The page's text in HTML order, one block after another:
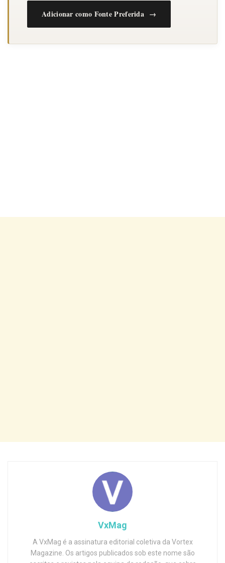
Adicionar como Fonte Preferida →
VxMag
A VxMag é a assinatura editorial coletiva da Vortex
Magazine. Os artigos publicados sob este nome são